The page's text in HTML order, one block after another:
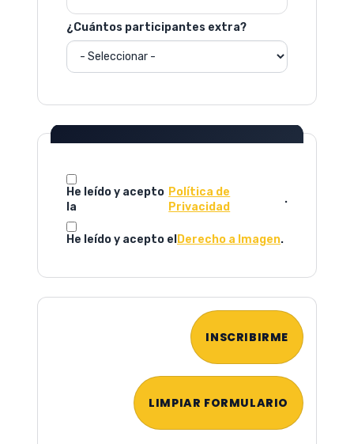
¿Cuántos participantes extra?
He leído y acepto
la
Política de
Privacidad
.
He leído y acepto el Derecho a Imagen.